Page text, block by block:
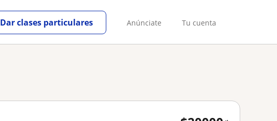
Anúnciate Tu cuenta
Dar clases particulares